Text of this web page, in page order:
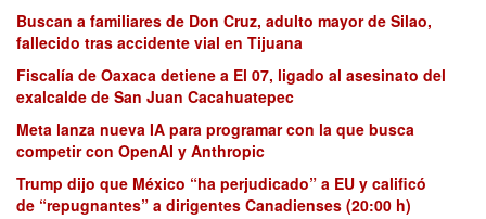
Buscan a familiares de Don Cruz, adulto mayor de Silao,
fallecido tras accidente vial en Tijuana
Fiscalía de Oaxaca detiene a El 07, ligado al asesinato del
exalcalde de San Juan Cacahuatepec
Meta lanza nueva IA para programar con la que busca
competir con OpenAI y Anthropic
Trump dijo que México “ha perjudicado” a EU y calificó
de “repugnantes” a dirigentes Canadienses (20:00 h)